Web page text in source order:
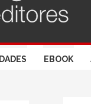
EBOOK